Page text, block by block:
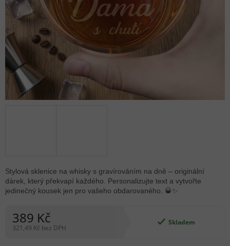
389 Kč
321,49 Kč bez DPH
Skladem
Stylová sklenice na whisky s gravírováním na dně – originální
dárek, který překvapí každého. Personalizujte text a vytvořte
jedinečný kousek jen pro vašeho obdarovaného. 🥃✨